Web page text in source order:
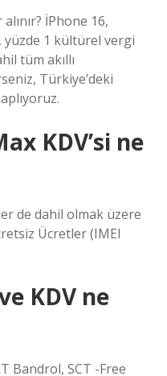
İPhone 16,
yüzde 1 kültürel vergi
tüm akıllı
Türkiye’deki
KDV’si ne
de dahil olmak üzere
Ücretler (IMEI
KDV ne
Bandrol, SCT -Free